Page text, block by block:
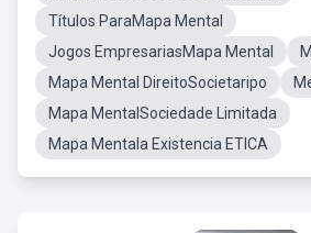
Títulos ParaMapa Mental
Jogos EmpresariasMapa Mental
Mapa Mental DireitoSocietaripo
Mapa MentalSociedade Limitada
Mapa Mentala Existencia ETICA